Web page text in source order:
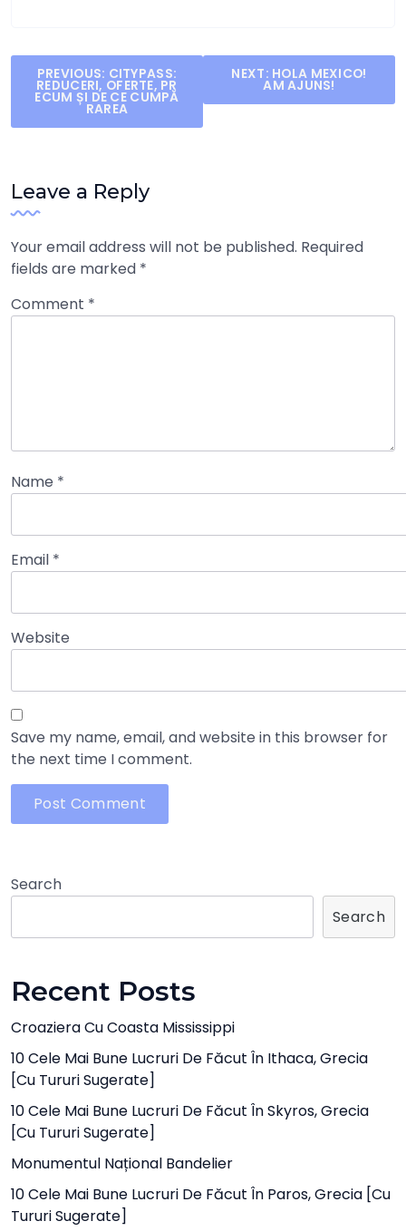
Post
navigation
PREVIOUS: CITYPASS:
REDUCERI, OFERTE, PR
ECUM ȘI DE CE CUMPĂ
RAREA
NEXT: HOLA MEXICO!
AM AJUNS!
Leave a Reply
Your email address will not be published. Required
fields are marked *
Comment *
Name *
Email *
Website
Save my name, email, and website in this browser for
the next time I comment.
Search
Search
Recent Posts
Croaziera Cu Coasta Mississippi
10 Cele Mai Bune Lucruri De Făcut În Ithaca, Grecia
[cu Tururi Sugerate]
10 Cele Mai Bune Lucruri De Făcut În Skyros, Grecia
[cu Tururi Sugerate]
Monumentul Național Bandelier
10 Cele Mai Bune Lucruri De Făcut În Paros, Grecia [cu
Tururi Sugerate]